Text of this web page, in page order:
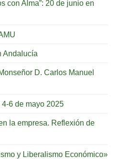
con Alma”: 20 de junio en
Andalucía
D. Carlos Manuel
6 de mayo 2025
la empresa. Reflexión de
y Liberalismo Económico»